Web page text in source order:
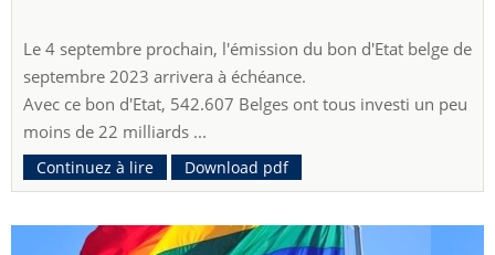
Le 4 septembre prochain, l'émission du bon d'Etat belge de
septembre 2023 arrivera à échéance.
Avec ce bon d'Etat, 542.607 Belges ont tous investi un peu
moins de 22 milliards ...
Continuez à lire Download pdf